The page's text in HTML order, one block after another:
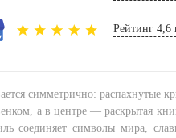
Рейтинг 4,6
симметрично: распахнутые
а в центре — раскрытая
соединяет символы мира,